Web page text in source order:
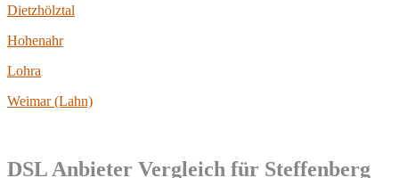
Dietzhölztal
Hohenahr
Lohra
Weimar (Lahn)
DSL Anbieter Vergleich für Steffenberg